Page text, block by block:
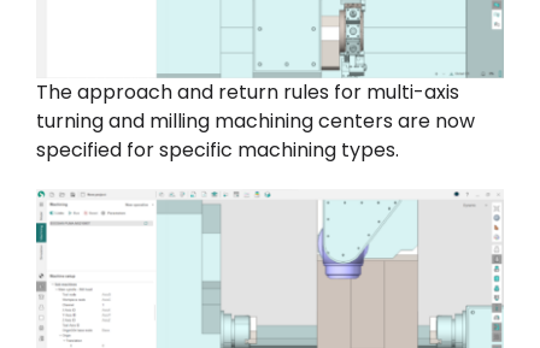
The approach and return rules for multi-axis
turning and milling machining centers are now
specified for specific machining types.